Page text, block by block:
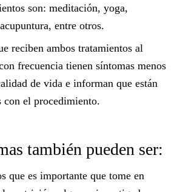
son: meditación, yoga,
entre otros.
reciben ambos tratamientos al
frecuencia tienen síntomas menos
de vida e informan que están
con el procedimiento.
también pueden ser:
que es importante que tome en